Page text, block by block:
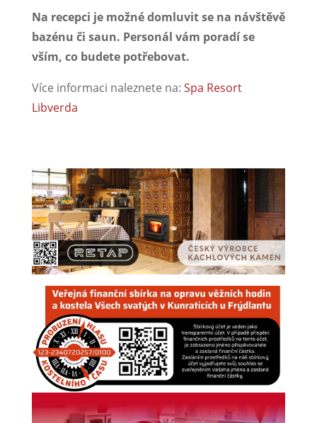
Na recepci je možné domluvit se na návštěvě
bazénu či saun. Personál vám poradí se
vším, co budete potřebovat.
Více informaci naleznete na: Spa Resort
Libverda